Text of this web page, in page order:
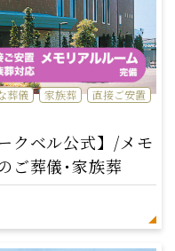
葬儀 家族葬 直接ご安置
クベル公式】/メモ
ご葬儀･家族葬